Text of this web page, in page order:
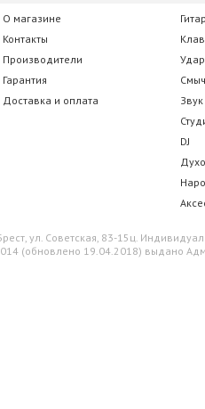
35.00 р.
Dunlop 6532
О магазине
Контакты
Производители
Гарантия
Доставка и оплата
Звук
DJ
ул. Советская, 83-15ц.
(обновлено 19.04.2018) выдано